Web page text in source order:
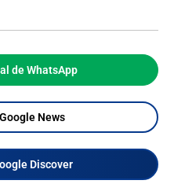
de WhatsApp
News
Discover